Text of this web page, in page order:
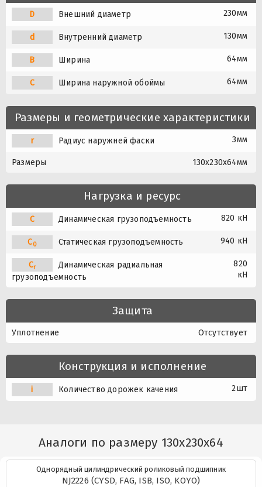
D Внешний диаметр 230мм
d Внутренний диаметр 130мм
B Ширина 64мм
C Ширина наружной обоймы 64мм
Размеры и геометрические характеристики
r Радиус наружней фаски 3мм
Размеры 130x230x64мм
Нагрузка и ресурс
C Динамическая грузоподъемность 820 кН
C0 Статическая грузоподъемность 940 кН
Cr
Динамическая радиальная
грузоподъемность
820
кН
Защита
Уплотнение Отсутствует
Конструкция и исполнение
i Количество дорожек качения 2шт
Аналоги по размеру 130x230x64
Однорядный цилиндрический роликовый подшипник
NJ2226 (CYSD, FAG, ISB, ISO, KOYO)